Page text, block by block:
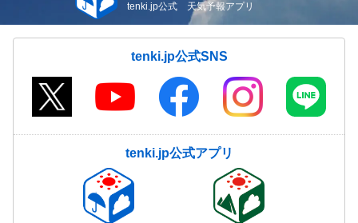
tenki.jp公式 天気予報アプリ
tenki.jp公式SNS
tenki.jp公式アプリ